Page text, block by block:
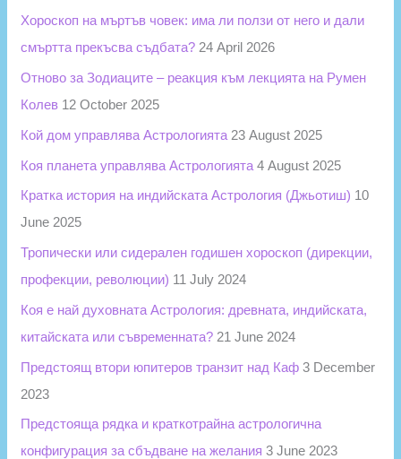
:
Хороскоп на мъртъв човек: има ли ползи от него и дали
смъртта прекъсва съдбата? 24 April 2026
Отново за Зодиаците – реакция към лекцията на Румен
Колев 12 October 2025
Кой дом управлява Астрологията 23 August 2025
Коя планета управлява Астрологията 4 August 2025
Кратка история на индийската Астрология (Джьотиш) 10
June 2025
Тропически или сидерален годишен хороскоп (дирекции,
профекции, революции) 11 July 2024
Коя е най духовната Астрология: древната, индийската,
китайската или съвременната? 21 June 2024
Предстоящ втори юпитеров транзит над Каф 3 December
2023
Предстояща рядка и краткотрайна астрологична
конфигурация за сбъдване на желания 3 June 2023